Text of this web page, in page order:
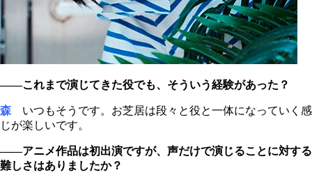
――これまで演じてきた役でも、そういう経験があった？
森 いつもそうです。お芝居は段々と役と一体になっていく感
じが楽しいです。
――アニメ作品は初出演ですが、声だけで演じることに対する
難しさはありましたか？